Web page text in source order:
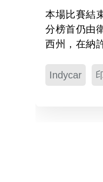
本場比賽結
分榜首仍由
西州，在納
Indycar